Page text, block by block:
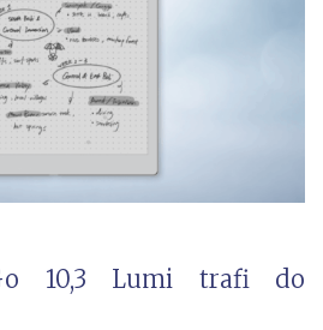
10,3 Lumi trafi do